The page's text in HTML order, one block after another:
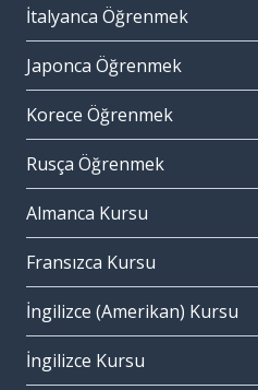
İtalyanca Öğrenmek
Japonca Öğrenmek
Korece Öğrenmek
Rusça Öğrenmek
Almanca Kursu
Fransızca Kursu
İngilizce (Amerikan) Kursu
İngilizce Kursu